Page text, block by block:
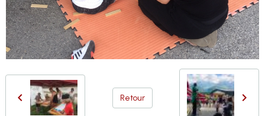
Retour